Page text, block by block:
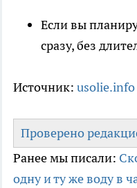
Если вы
сразу, без
Источник: usolie.info
Проверено
Ранее мы писали:
одну и ту же воду в